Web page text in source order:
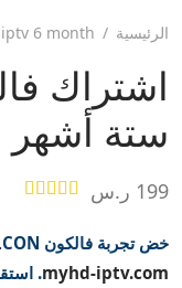
الرئيسية /
iptv 6 month
ستة أشهر
199 ر.س
خض تجربة فالكون FALCON لمدة ستة أشهر من
myhd-iptv.com